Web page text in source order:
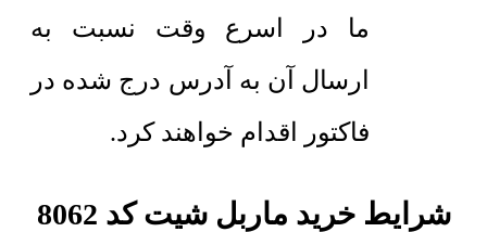
ما در اسرع وقت نسبت به
ارسال آن به آدرس درج شده در
فاکتور اقدام خواهند کرد.
شرایط خرید ماربل شیت کد 8062